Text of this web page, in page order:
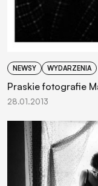
NEWSY WYDARZENIA
Praskie fotografie
28.01.2013